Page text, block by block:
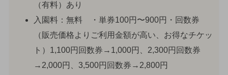
（有料）あり
入園料：無料 ・単券100円〜900円・回数券
（販売価格よりご利用金額が高い、お得なチケッ
ト）1,100円回数券→1,000円、2,300円回数券
→2,000円、3,500円回数券→2,800円